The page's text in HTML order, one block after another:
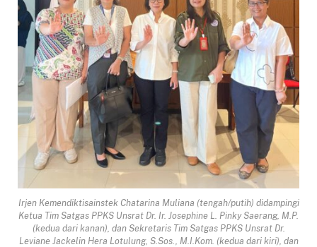
Irjen Kemendiktisainstek Chatarina Muliana (tengah/putih) didampingi
Ketua Tim Satgas PPKS Unsrat Dr. Ir. Josephine L. Pinky Saerang, M.P.
(kedua dari kanan), dan Sekretaris Tim Satgas PPKS Unsrat Dr.
Leviane Jackelin Hera Lotulung, S.Sos., M.I.Kom. (kedua dari kiri), dan